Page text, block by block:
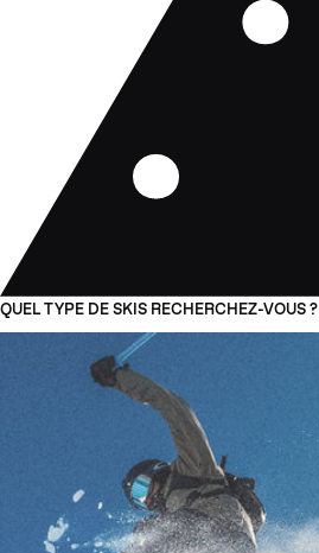
QUEL TYPE DE SKIS RECHERCHEZ-VOUS ?
01